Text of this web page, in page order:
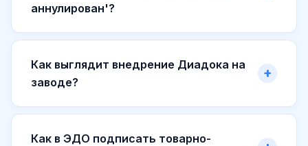
аннулирован'?
Как выглядит внедрение Диадока на
заводе?
Как в ЭДО подписать товарно-